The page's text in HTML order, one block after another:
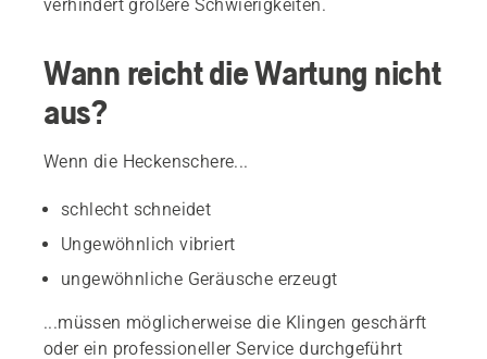
verhindert größere Schwierigkeiten.
Wann reicht die Wartung nicht
aus?
Wenn die Heckenschere...
schlecht schneidet
Ungewöhnlich vibriert
ungewöhnliche Geräusche erzeugt
...müssen möglicherweise die Klingen geschärft
oder ein professioneller Service durchgeführt